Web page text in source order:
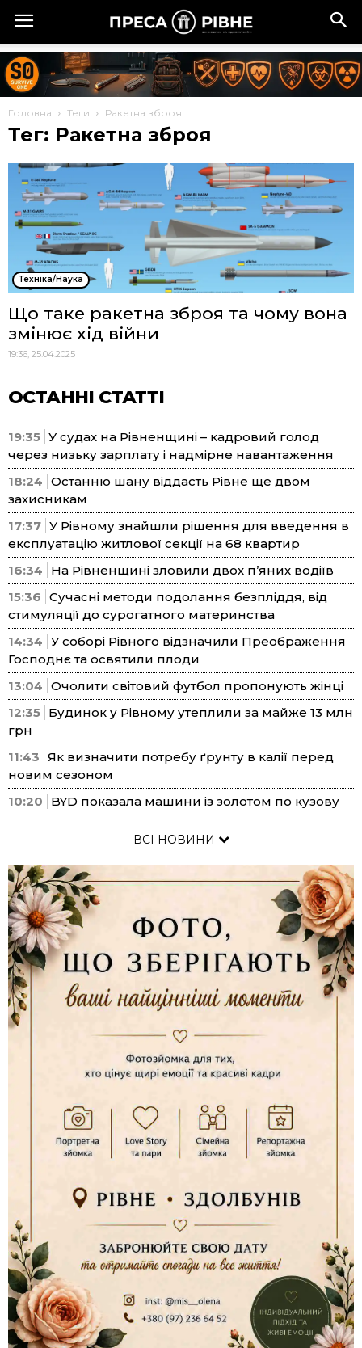
Головна Теги Ракетна зброя
Тег: Ракетна зброя
Техніка/Наука
Що таке ракетна зброя та чому вона
змінює хід війни
19:36, 25.04.2025
ОСТАННІ СТАТТІ
19:35 У судах на Рівненщині – кадровий голод
через низьку зарплату і надмірне навантаження
18:24 Останню шану віддасть Рівне ще двом
захисникам
17:37 У Рівному знайшли рішення для введення в
експлуатацію житлової секції на 68 квартир
16:34
На Рівненщині зловили двох п’яних водіїв
15:36 Сучасні методи подолання безпліддя, від
стимуляції до сурогатного материнства
14:34 У соборі Рівного відзначили Преображення
Господнє та освятили плоди
13:04 Очолити світовий футбол пропонують жінці
12:35 Будинок у Рівному утеплили за майже 13 млн
грн
11:43 Як визначити потребу ґрунту в калії перед
новим сезоном
10:20
BYD показала машини із золотом по кузову
ВСІ НОВИНИ